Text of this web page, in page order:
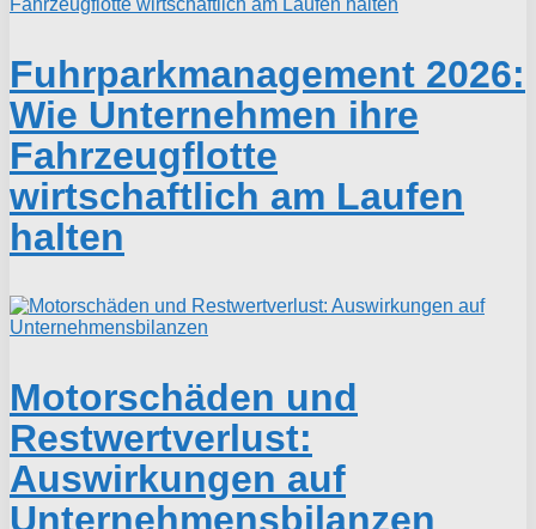
Fuhrparkmanagement 2026:
Wie Unternehmen ihre
Fahrzeugflotte
wirtschaftlich am Laufen
halten
Motorschäden und
Restwertverlust:
Auswirkungen auf
Unternehmensbilanzen